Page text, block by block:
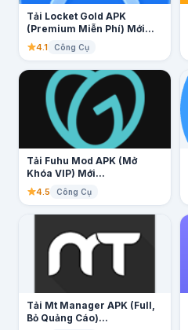
Tải Locket Gold APK
(Premium Miễn Phí) Mới...
4.1 Công Cụ
Tải Fuhu Mod APK (Mở
Khóa VIP) Mới...
4.5 Công Cụ
Tải Mt Manager APK (Full,
Bỏ Quảng Cáo)...